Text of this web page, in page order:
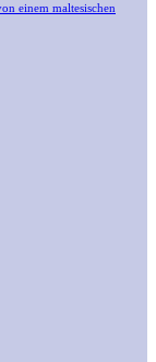
einem maltesischen